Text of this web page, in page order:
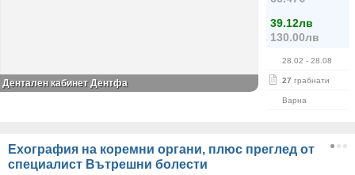
39.12лв
130.00лв
28.02 - 28.08
27 грабнати
Варна
Дентален кабинет Дентфа
Ехография на коремни органи, плюс преглед от
специалист Вътрешни болести